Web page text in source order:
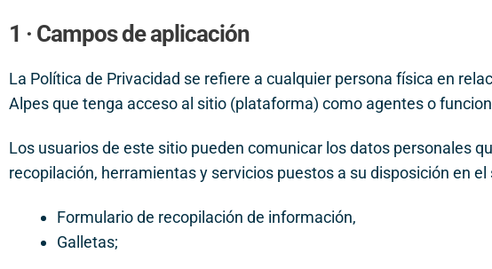
1 · Campos de aplicación
La Política de Privacidad se refiere a cualquier persona física en
Alpes que tenga acceso al sitio (plataforma) como agentes o
Los usuarios de este sitio pueden comunicar los datos personales
recopilación, herramientas y servicios puestos a su disposición en el
Formulario de recopilación de información,
Galletas;